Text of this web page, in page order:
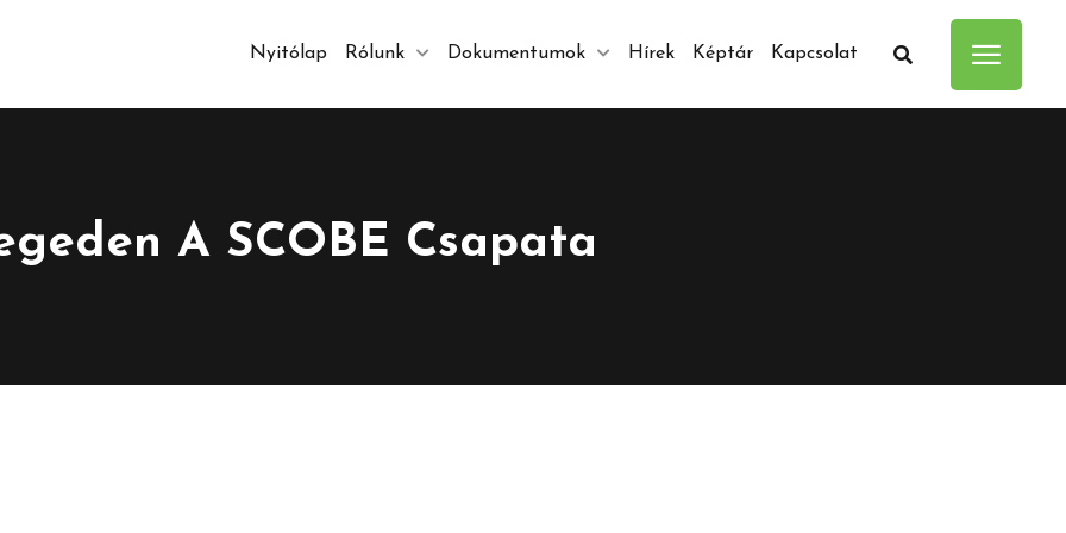
Nyitólap Rólunk Dokumentumok Hírek Képtár Kapcsolat
A SCOBE Csapata